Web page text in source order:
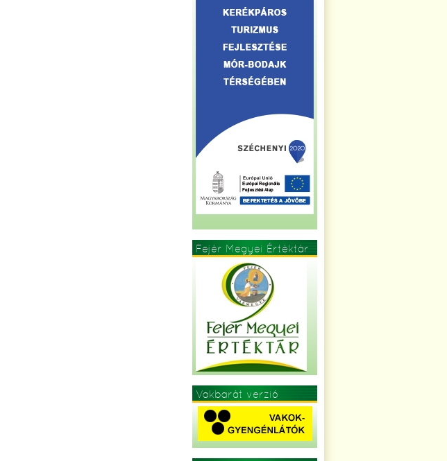
Fejér Megyei Értéktár
Vakbarát verzió